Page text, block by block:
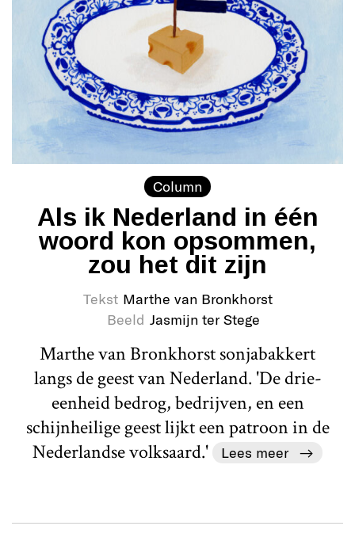
Column
Als ik Nederland in één
woord kon opsommen,
zou het dit zijn
Tekst Marthe van Bronkhorst
Beeld Jasmijn ter Stege
Marthe van Bronkhorst sonjabakkert
langs de geest van Nederland. 'De drie-
eenheid bedrog, bedrijven, en een
schijnheilige geest lijkt een patroon in de
Nederlandse volksaard.'
Lees meer